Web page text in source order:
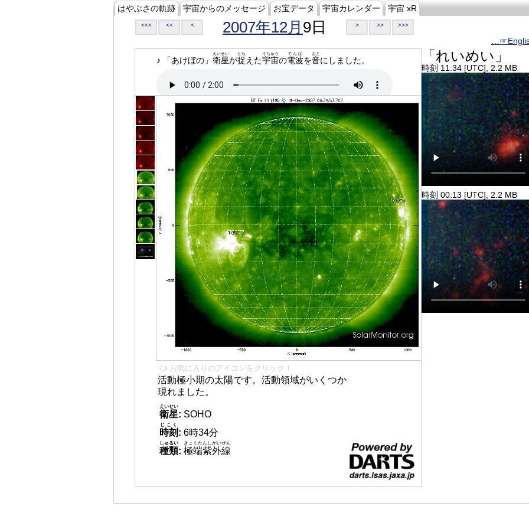
はやぶさの軌跡 宇宙からのメッセージ お宝データ 宇宙カレンダー 宇宙 xR
<<< << < 2007年12月 9日 > >> >>>
♪ 「あけぼの」 衛星
えいせい
が捉
とら
えた宇宙
うちゅう
の電波
でんぱ
を音
おと
にしました。
👈 お気に入りのアイコンをクリック！
活動極小期の太陽です。活動領域がいくつか
現れました。
衛星
えいせい
: SOHO
時刻
じこく
: 6時34分
種類
しゅるい
: 極端紫外線
きょくたんしがいせん
「れいめい」
時刻 11:34 [UTC], 2.2 MB
時刻 00:13 [UTC], 2.2 MB